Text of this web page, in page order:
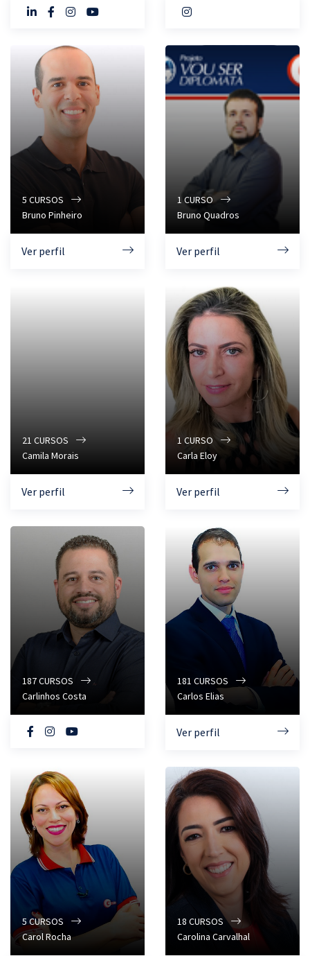
5 CURSOS
Bruno Pinheiro
Ver perfil
1CURSO
Bruno Quadros
Ver perfil
21 CURSOS
Camila Morais
Ver perfil
1 CURSO
Carla Eloy
Ver perfil
187CURSOS
Carlinhos Costa
181 CURSOS
Carlos Elias
Ver perfil
5 CURSOS
Carol Rocha
18 CURSOS
Carolina Carvalhal